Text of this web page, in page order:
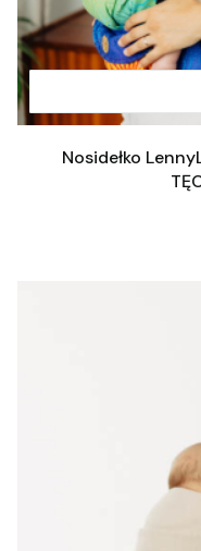
Nosidełko